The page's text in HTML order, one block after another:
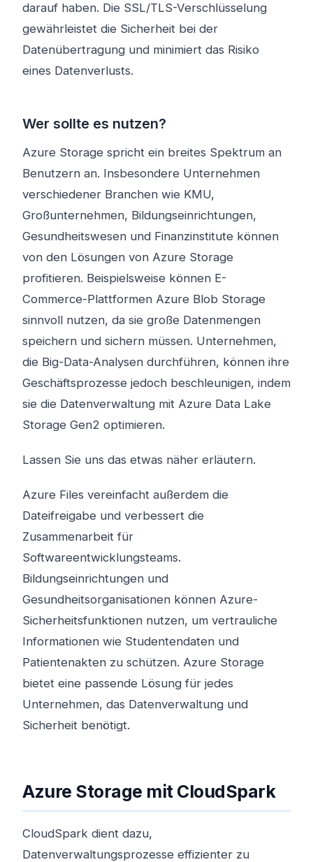
darauf haben. Die SSL/TLS-Verschlüsselung
gewährleistet die Sicherheit bei der
Datenübertragung und minimiert das Risiko
eines Datenverlusts.
Wer sollte es nutzen?
Azure Storage spricht ein breites Spektrum an
Benutzern an. Insbesondere Unternehmen
verschiedener Branchen wie KMU,
Großunternehmen, Bildungseinrichtungen,
Gesundheitswesen und Finanzinstitute können
von den Lösungen von Azure Storage
profitieren. Beispielsweise können E-
Commerce-Plattformen Azure Blob Storage
sinnvoll nutzen, da sie große Datenmengen
speichern und sichern müssen. Unternehmen,
die Big-Data-Analysen durchführen, können ihre
Geschäftsprozesse jedoch beschleunigen, indem
sie die Datenverwaltung mit Azure Data Lake
Storage Gen2 optimieren.
Lassen Sie uns das etwas näher erläutern.
Azure Files vereinfacht außerdem die
Dateifreigabe und verbessert die
Zusammenarbeit für
Softwareentwicklungsteams.
Bildungseinrichtungen und
Gesundheitsorganisationen können Azure-
Sicherheitsfunktionen nutzen, um vertrauliche
Informationen wie Studentendaten und
Patientenakten zu schützen. Azure Storage
bietet eine passende Lösung für jedes
Unternehmen, das Datenverwaltung und
Sicherheit benötigt.
Azure Storage mit CloudSpark
CloudSpark dient dazu,
Datenverwaltungsprozesse effizienter zu